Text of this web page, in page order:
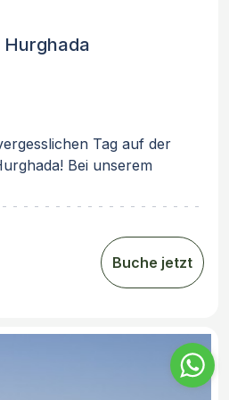
Hurghada
Tag auf der
Bei unserem
zwei verschiedene
Buche jetzt